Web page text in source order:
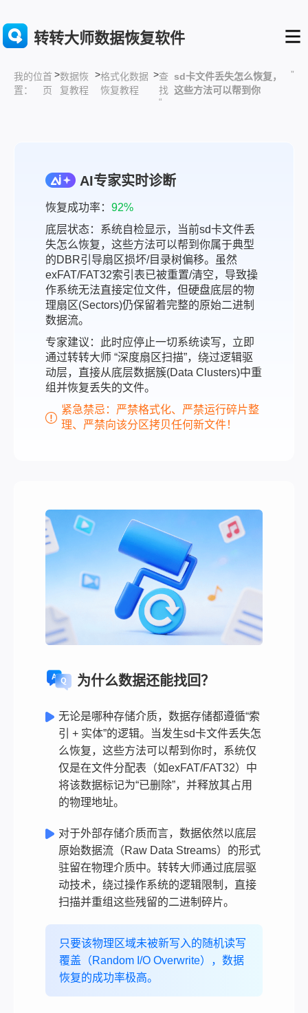
转转大师数据恢复软件
我的位
置：
首
页
>数据恢
复教程
>格式化数据
恢复教程
>查
找
“
sd卡文件丢失怎么恢复，
这些方法可以帮到你
”
AI专家实时诊断
恢复成功率： 92%
底层状态：系统自检显示，当前sd卡文件丢
失怎么恢复，这些方法可以帮到你属于典型
的DBR引导扇区损坏/目录树偏移。虽然
exFAT/FAT32索引表已被重置/清空，导致操
作系统无法直接定位文件，但硬盘底层的物
理扇区(Sectors)仍保留着完整的原始二进制
数据流。
专家建议：此时应停止一切系统读写，立即
通过转转大师 “深度扇区扫描”，绕过逻辑驱
动层，直接从底层数据簇(Data Clusters)中重
组并恢复丢失的文件。
紧急禁忌：严禁格式化、严禁运行碎片整
理、严禁向该分区拷贝任何新文件！
为什么数据还能找回？
无论是哪种存储介质，数据存储都遵循“索
引 + 实体”的逻辑。当发生sd卡文件丢失怎
么恢复，这些方法可以帮到你时，系统仅
仅是在文件分配表（如exFAT/FAT32）中
将该数据标记为“已删除”，并释放其占用
的物理地址。
对于外部存储介质而言，数据依然以底层
原始数据流（Raw Data Streams）的形式
驻留在物理介质中。转转大师通过底层驱
动技术，绕过操作系统的逻辑限制，直接
扫描并重组这些残留的二进制碎片。
只要该物理区域未被新写入的随机读写
覆盖（Random I/O Overwrite），数据
恢复的成功率极高。